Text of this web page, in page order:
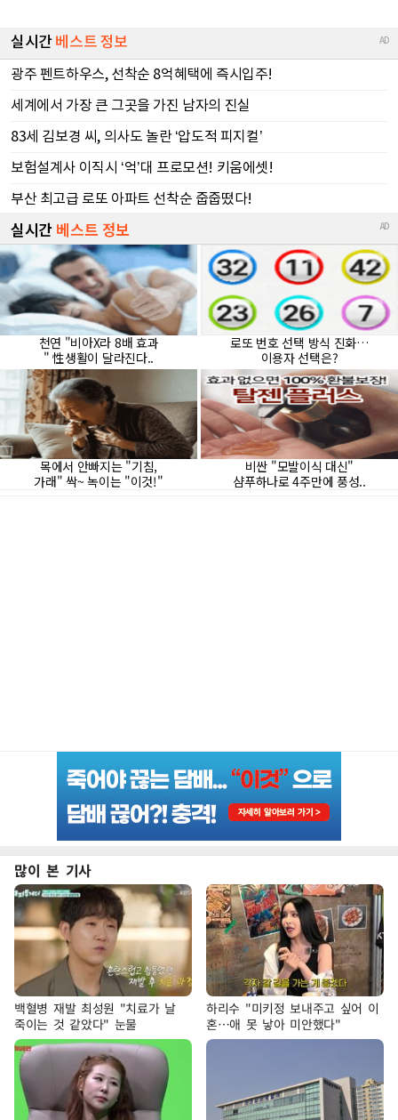
많이 본 기사
백혈병 재발 최성원 "치료가 날
죽이는 것 같았다" 눈물
하리수 "미키정 보내주고 싶어 이
혼…애 못 낳아 미안했다"